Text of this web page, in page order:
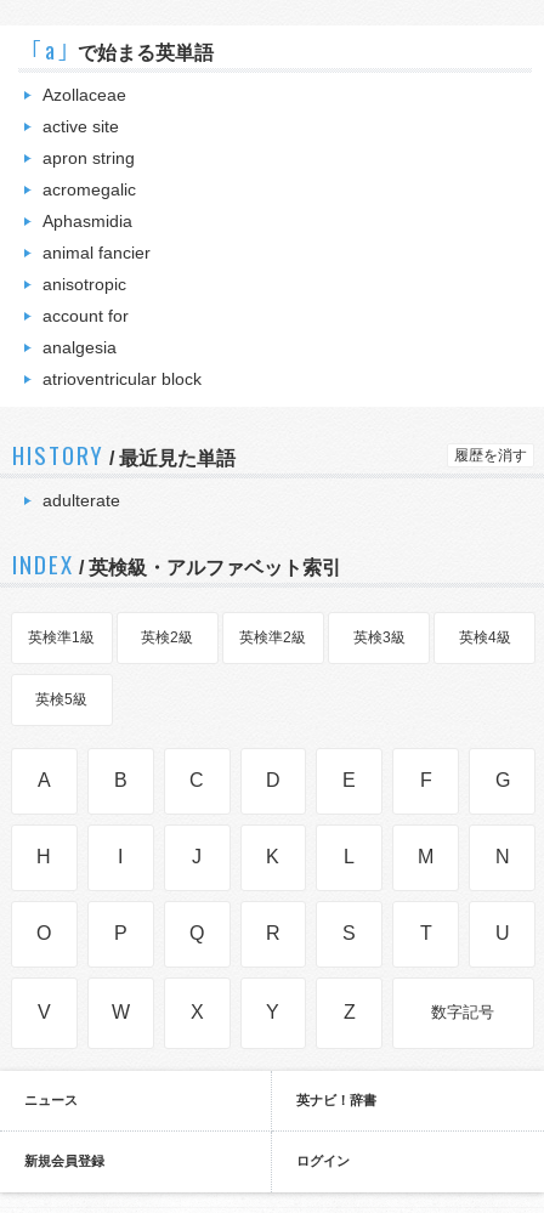
｢a｣ で始まる英単語
Azollaceae
active site
apron string
acromegalic
Aphasmidia
animal fancier
anisotropic
account for
analgesia
atrioventricular block
HISTORY /最近見た単語 履歴を消す
adulterate
INDEX / 英検級・アルファベット索引
英検準1級 英検2級 英検準2級 英検3級 英検4級
英検5級
A B C D E F G
H J K L M N
O P Q R S T U
V W X Y Z 数字記号
ニュース 英ナビ！辞書
新規会員登録 ログイン